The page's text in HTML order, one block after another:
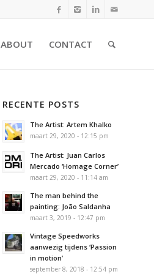
ABOUT CONTACT
RECENTE POSTS
The Artist: Artem Khalko
maart 29, 2020 - 12:15 pm
The Artist: Juan Carlos
Mercado ‘Homage Corner’
maart 29, 2020 - 11:14 am
The man behind the
painting: João Saldanha
maart 3, 2019 - 12:47 pm
Vintage Speedworks
aanwezig tijdens ‘Passion
in motion’
september 8, 2018 - 12:54 pm